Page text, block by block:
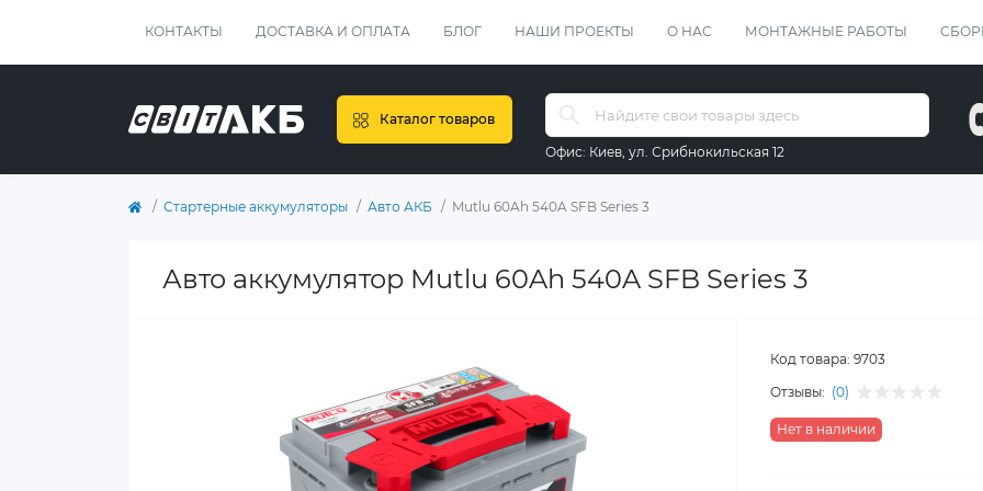
КОНТАКТЫ ДОСТАВКА И ОПЛАТА БЛОГ НАШИ ПРОЕКТЫ О НАС МОНТАЖНЫЕ РАБОТЫ
Каталог товаров
Офис: Киев, ул. Срибнокильская 12
Стартерные аккумуляторы Авто АКБ Mutlu 60Ah 540A SFB Series 3
Авто аккумулятор Mutlu 60Ah 540A SFB Series 3
Код товара: 9703
Отзывы: (0)
Нет в наличии